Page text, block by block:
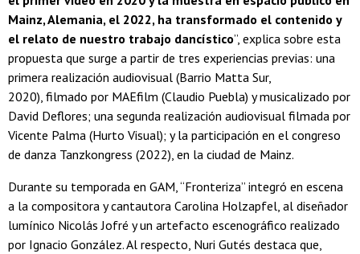
Mainz, Alemania, el 2022, ha transformado el contenido y
el relato de nuestro trabajo dancístico”, explica sobre esta
propuesta que surge a partir de tres experiencias previas: una
primera realización audiovisual (Barrio Matta Sur,
2020), filmado por MAEfilm (Claudio Puebla) y musicalizado por
David Deflores; una segunda realización audiovisual filmada por
Vicente Palma (Hurto Visual); y la participación en el congreso
de danza Tanzkongress (2022), en la ciudad de Mainz.
Durante su temporada en GAM, “Fronteriza” integró en escena
a la compositora y cantautora Carolina Holzapfel, al diseñador
lumínico Nicolás Jofré y un artefacto escenográfico realizado
por Ignacio González. Al respecto, Nuri Gutés destaca que,